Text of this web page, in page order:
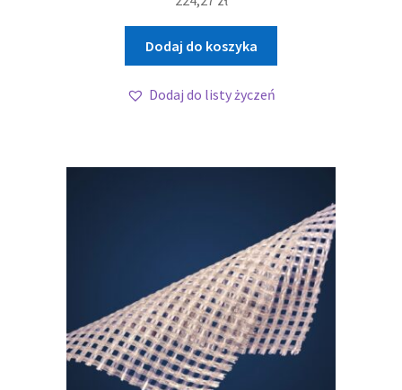
Dodaj do koszyka
Dodaj do listy życzeń